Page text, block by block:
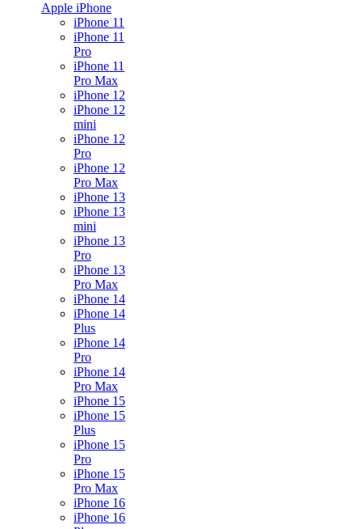
Apple iPhone
iPhone 11
iPhone 11
Pro
iPhone 11
Pro Max
iPhone 12
iPhone 12
mini
iPhone 12
Pro
iPhone 12
Pro Max
iPhone 13
iPhone 13
mini
iPhone 13
Pro
iPhone 13
Pro Max
iPhone 14
iPhone 14
Plus
iPhone 14
Pro
iPhone 14
Pro Max
iPhone 15
iPhone 15
Plus
iPhone 15
Pro
iPhone 15
Pro Max
iPhone 16
iPhone 16